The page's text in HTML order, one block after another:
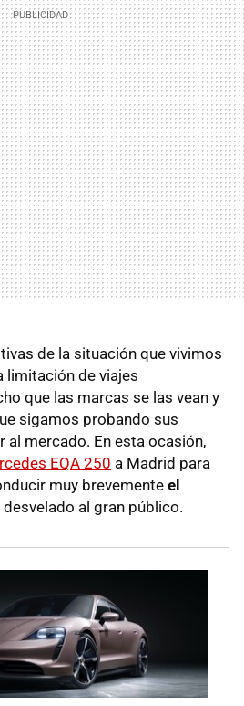
de la situación que vivimos
limitación de viajes
que las marcas se las vean y
sigamos probando sus
al mercado. En esta ocasión,
EQA 250 a Madrid para
muy brevemente el
desvelado al gran público.